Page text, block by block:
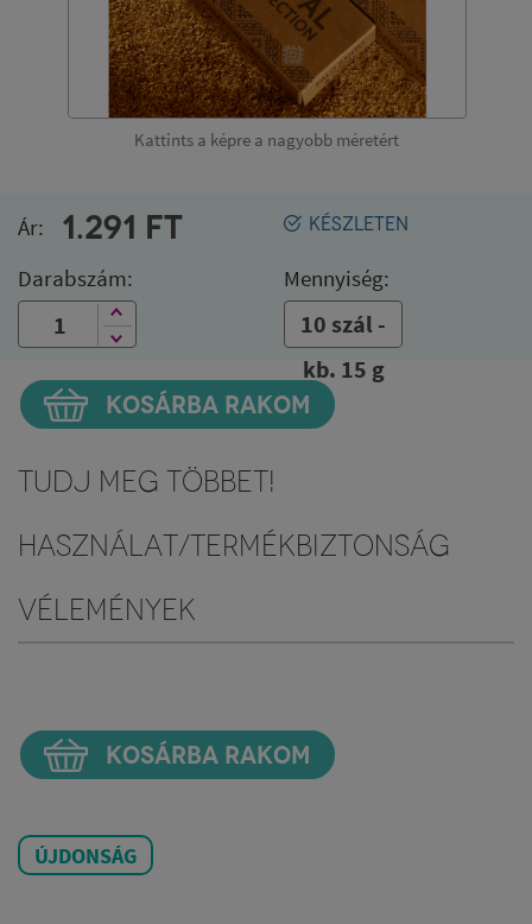
Kattints a képre a nagyobb méretért
KÉSZLETEN
Ár: 1.291 FT
Darabszám: Mennyiség:
10 szál -
kb. 15 g
KOSÁRBA RAKOM
Tudj meg többet!
Használat/Termékbiztonság
Vélemények
KOSÁRBA RAKOM
ÚJDONSÁG